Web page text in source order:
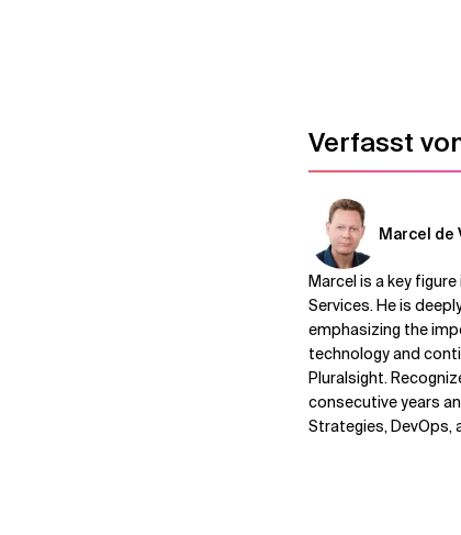
Verfasst
Marcel de
Marcel is a key
Services. He is
emphasizing the
technology and
Pluralsight.
consecutive years
Strategies, DevOps,